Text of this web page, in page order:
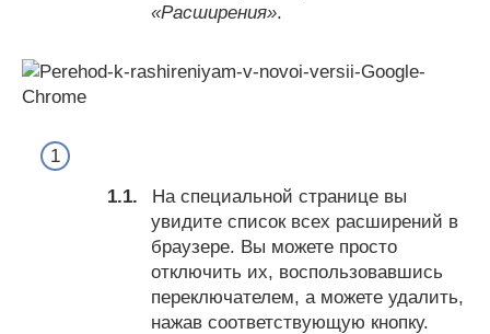
«Расширения».
На специальной странице вы
увидите список всех расширений в
браузере. Вы можете просто
отключить их, воспользовавшись
переключателем, а можете удалить,
нажав соответствующую кнопку.